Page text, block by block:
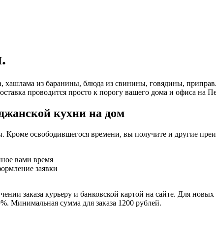
из баранины, блюда из свинины, говядины,
проводится просто к порогу вашего дома и офиса на
кухни на дом
освободившегося времени, вы получите и другие
вами время
заявки
заказа курьеру и банковской картой на сайте. Для
Минимальная сумма для заказа 1200 рублей.